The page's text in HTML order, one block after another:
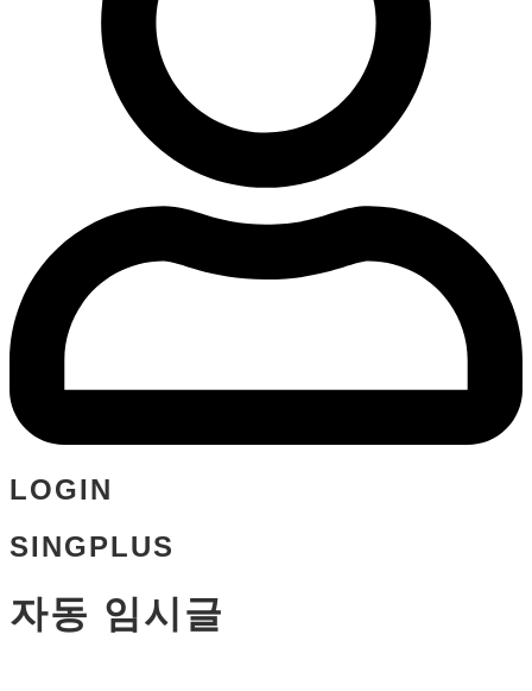
LOGIN
SINGPLUS
자동 임시글